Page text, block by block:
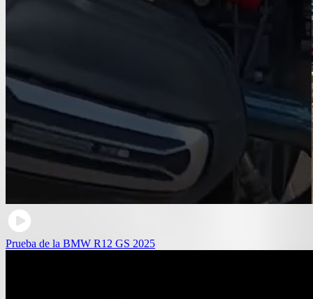
Prueba de la BMW R12 GS 2025